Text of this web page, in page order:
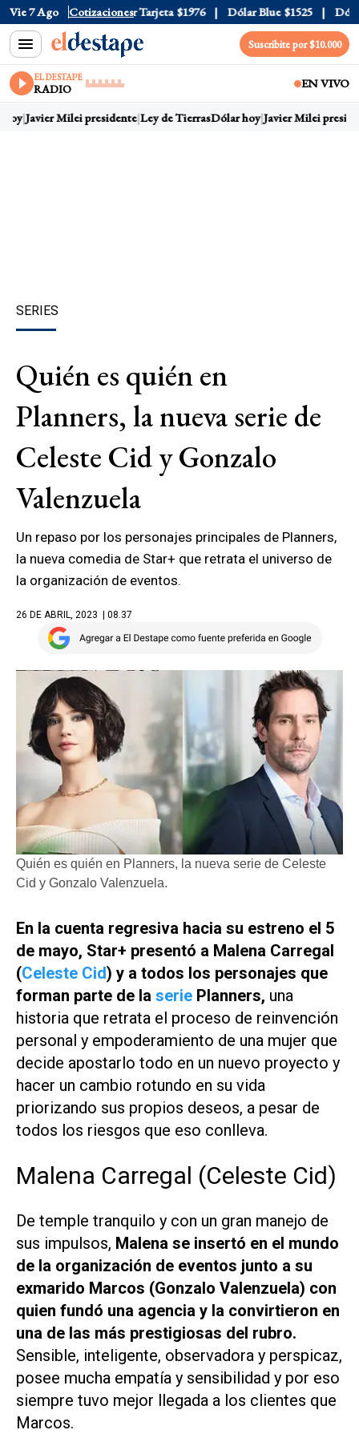
Vie 7 Ago Cotizaciones
$1520 Dólar Tarjeta $1976 Dólar Blue $1525 Dólar
Suscribite por $10.000
EL DESTAPE
RADIO EN VIVO
Javier Milei presidente Ley de TierrasDólar hoy Javier Milei
SERIES
Quién es quién en
Planners, la nueva serie de
Celeste Cid y Gonzalo
Valenzuela
Un repaso por los personajes principales de Planners,
la nueva comedia de Star+ que retrata el universo de
la organización de eventos.
26 DE ABRIL, 2023 | 08.37
Quién es quién en Planners, la nueva serie de Celeste
Cid y Gonzalo Valenzuela.
En la cuenta regresiva hacia su estreno el 5
de mayo, Star+ presentó a Malena Carregal
(Celeste Cid) y a todos los personajes que
forman parte de la serie Planners, una
historia que retrata el proceso de reinvención
personal y empoderamiento de una mujer que
decide apostarlo todo en un nuevo proyecto y
hacer un cambio rotundo en su vida
priorizando sus propios deseos, a pesar de
todos los riesgos que eso conlleva.
Malena Carregal (Celeste Cid)
De temple tranquilo y con un gran manejo de
sus impulsos, Malena se insertó en el mundo
de la organización de eventos junto a su
exmarido Marcos (Gonzalo Valenzuela) con
quien fundó una agencia y la convirtieron en
una de las más prestigiosas del rubro.
Sensible, inteligente, observadora y perspicaz,
posee mucha empatía y sensibilidad y por eso
siempre tuvo mejor llegada a los clientes que
Marcos.